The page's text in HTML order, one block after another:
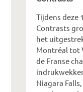
Tijdens deze
Contrasts
het
Montréal tot
de Franse
Niagara